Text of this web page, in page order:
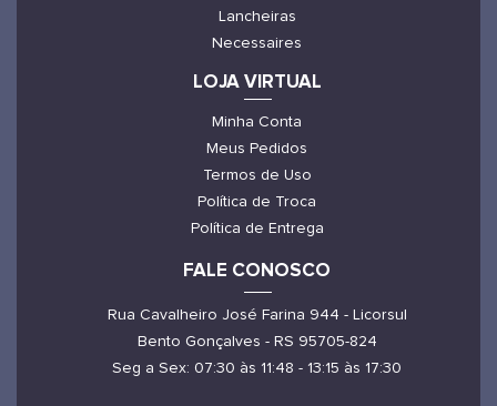
Lancheiras
Necessaires
LOJA VIRTUAL
Minha Conta
Meus Pedidos
Termos de Uso
Política de Troca
Política de Entrega
FALE CONOSCO
Rua Cavalheiro José Farina 944 - Licorsul
Bento Gonçalves - RS 95705-824
Seg a Sex: 07:30 às 11:48 - 13:15 às 17:30